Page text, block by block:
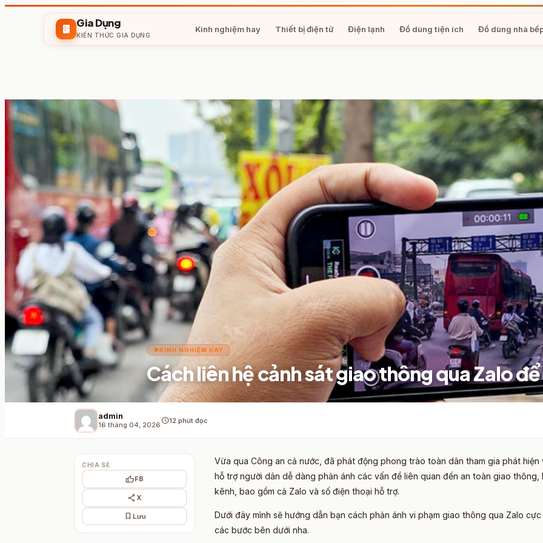
kitchen Gia Dụng
KIẾN THỨC GIA DỤNG
Kinh nghiệm hay Thiết bị điện tử Điện lạnh Đồ dùng tiện ích Đồ dùng nhà
label_importantKINH NGHIỆM HAY
Cách liên hệ cảnh sát giao thông qua Zalo
admin
16 tháng 04, 2026schedule12 phút đọc
CHIA SẺ
thumb_upFB
share X
bookmark Lưu
Vừa qua Công an cả nước, đã phát động phong trào toàn dân tham gia phát
hỗ trợ người dân dễ dàng phản ánh các vấn đề liên quan đến an toàn giao
kênh, bao gồm cả Zalo và số điện thoại hỗ trợ.
Dưới đây mình sẽ hướng dẫn bạn cách phản ánh vi phạm giao thông qua Zalo
các bước bên dưới nha.